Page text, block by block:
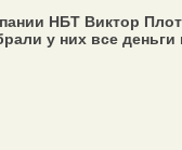
НБТ Виктор
у них все